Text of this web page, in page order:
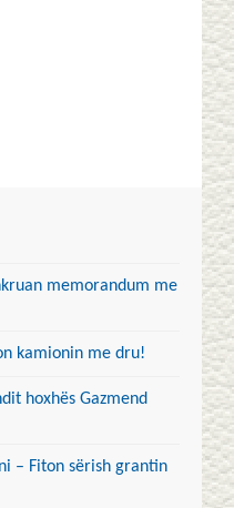
memorandum me
kamionin me dru!
hoxhës Gazmend
– Fiton sërish grantin